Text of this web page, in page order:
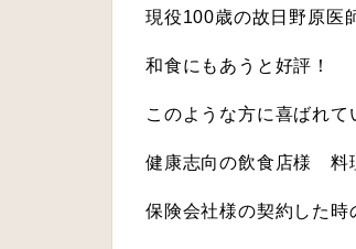
現役100歳の故日野原医
和食にもあうと好評！
このような方に喜ばれて
健康志向の飲食店様 料
保険会社様の契約した時